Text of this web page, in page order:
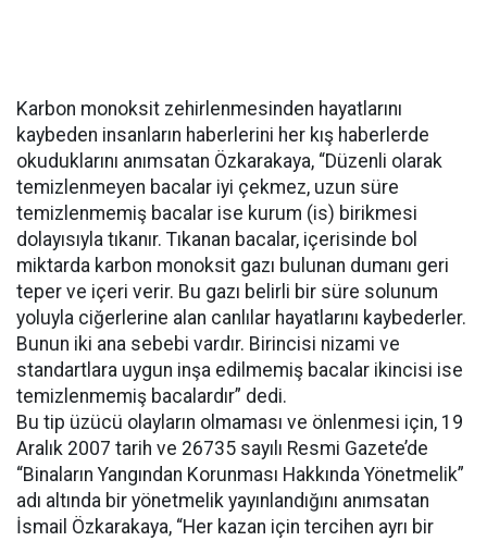
Karbon monoksit zehirlenmesinden hayatlarını
kaybeden insanların haberlerini her kış haberlerde
okuduklarını anımsatan Özkarakaya, “Düzenli olarak
temizlenmeyen bacalar iyi çekmez, uzun süre
temizlenmemiş bacalar ise kurum (is) birikmesi
dolayısıyla tıkanır. Tıkanan bacalar, içerisinde bol
miktarda karbon monoksit gazı bulunan dumanı geri
teper ve içeri verir. Bu gazı belirli bir süre solunum
yoluyla ciğerlerine alan canlılar hayatlarını kaybederler.
Bunun iki ana sebebi vardır. Birincisi nizami ve
standartlara uygun inşa edilmemiş bacalar ikincisi ise
temizlenmemiş bacalardır” dedi.
Bu tip üzücü olayların olmaması ve önlenmesi için, 19
Aralık 2007 tarih ve 26735 sayılı Resmi Gazete’de
“Binaların Yangından Korunması Hakkında Yönetmelik”
adı altında bir yönetmelik yayınlandığını anımsatan
İsmail Özkarakaya, “Her kazan için tercihen ayrı bir